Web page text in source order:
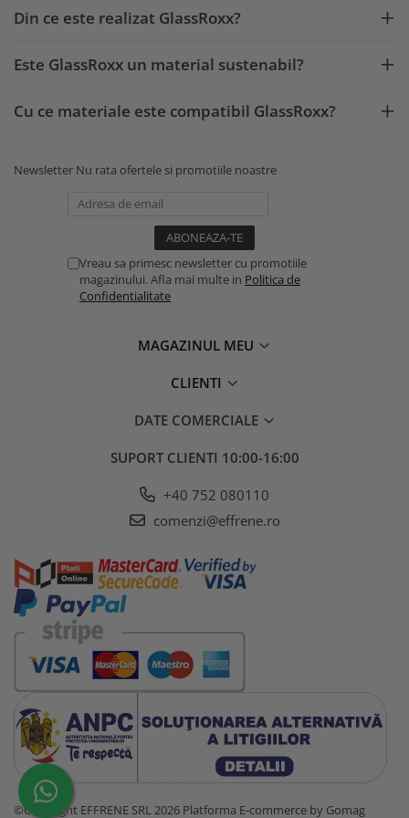
Din ce este realizat GlassRoxx?
Este GlassRoxx un material sustenabil?
Cu ce materiale este compatibil GlassRoxx?
Newsletter Nu rata ofertele si promotiile noastre
Vreau sa primesc newsletter cu promotiile
magazinului. Afla mai multe in Politica de
Confidentialitate
MAGAZINUL MEU
CLIENTI
DATE COMERCIALE
SUPORT CLIENTI 10:00-16:00
+40 752 080110
comenzi@effrene.ro
©Copyright EFFRENE SRL 2026 Platforma E-commerce by Gomag